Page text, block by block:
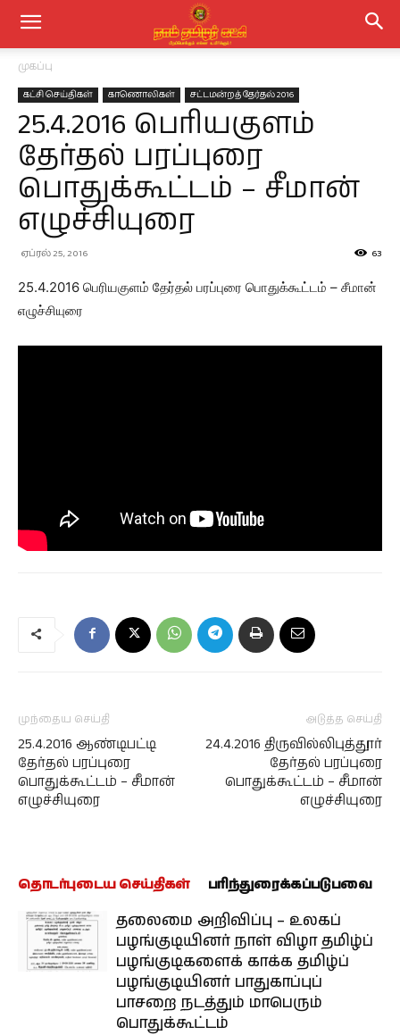
முகப்பு
கட்சி செய்திகள் காணொலிகள் சட்டமன்றத் தேர்தல் 2016
25.4.2016 பெரியகுளம்
தேர்தல் பரப்புரை
பொதுக்கூட்டம் – சீமான்
எழுச்சியுரை
ஏப்ரல் 25, 2016 63
25.4.2016 பெரியகுளம் தேர்தல் பரப்புரை பொதுக்கூட்டம் – சீமான்
எழுச்சியுரை
முந்தைய செய்தி
25.4.2016 ஆண்டிபட்டி
தேர்தல் பரப்புரை
பொதுக்கூட்டம் – சீமான்
எழுச்சியுரை
அடுத்த செய்தி
24.4.2016 திருவில்லிபுத்தூர்
தேர்தல் பரப்புரை
பொதுக்கூட்டம் – சீமான்
எழுச்சியுரை
தொடர்புடைய செய்திகள் பரிந்துரைக்கப்படுபவை
தலைமை அறிவிப்பு – உலகப்
பழங்குடியினர் நாள் விழா தமிழ்ப்
பழங்குடிகளைக் காக்க தமிழ்ப்
பழங்குடியினர் பாதுகாப்புப்
பாசறை நடத்தும் மாபெரும்
பொதுக்கூட்டம்